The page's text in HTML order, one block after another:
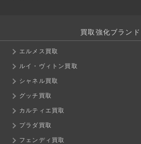
買取強化ブランド
エルメス買取
ルイ・ヴィトン買取
シャネル買取
グッチ買取
カルティエ買取
プラダ買取
フェンディ買取